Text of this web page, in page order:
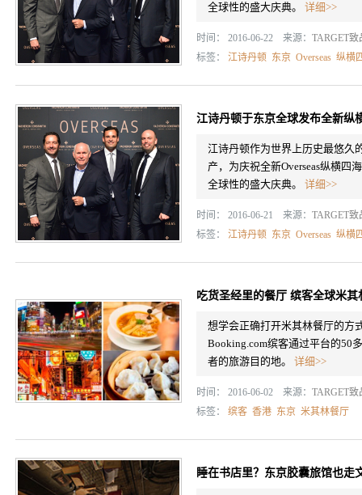
全球性的盛大庆典。 详细>>
时间： 2016-06-22 来源： TARGET致
标签： 江诗丹顿 东京 Overseas 纵横
江诗丹顿于东京全球发布全新纵
江诗丹顿作为世界上历史最悠久
产，为庆祝全新Overseas纵横四
全球性的盛大庆典。 详细>>
时间： 2016-06-21 来源： TARGET致
标签： 江诗丹顿 东京 Overseas 纵横
吃货圣经里的餐厅 缤客全球米其
想学会正确打开米其林餐厅的方
Booking.com缤客通过平台的50
者的旅游目的地。 详细>>
时间： 2016-06-02 来源： TARGET致
标签： 缤客 香港 东京 米其林餐厅
睡在书店里？东京胶囊旅馆也走